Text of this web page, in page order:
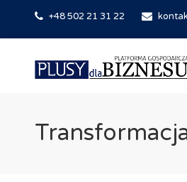
+48 502 21 31 22